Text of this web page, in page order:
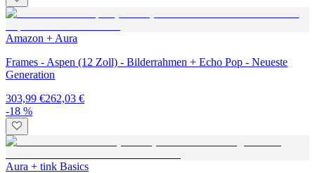
Amazon + Aura
Frames - Aspen (12 Zoll) - Bilderrahmen + Echo Pop - Neueste
Generation
303,99 €262,03 €
-18 %
Aura + tink Basics